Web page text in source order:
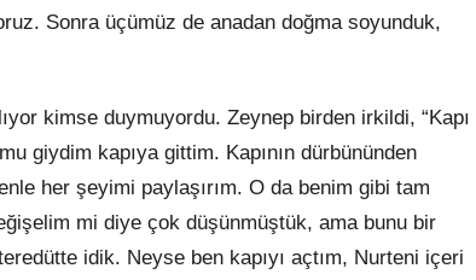
Sonra üçümüz de anadan doğma soyunduk,
kimse duymuyordu. Zeynep birden irkildi, “Kapı
giydim kapıya gittim. Kapının dürbününden
her şeyimi paylaşırım. O da benim gibi tam
mi diye çok düşünmüştük, ama bunu bir
idik. Neyse ben kapıyı açtım, Nurteni içeri